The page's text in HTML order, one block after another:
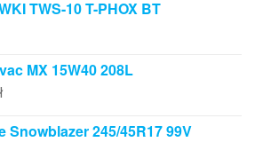
TWS-10 T-PHOX BT
MX 15W40 208L
Snowblazer 245/45R17 99V